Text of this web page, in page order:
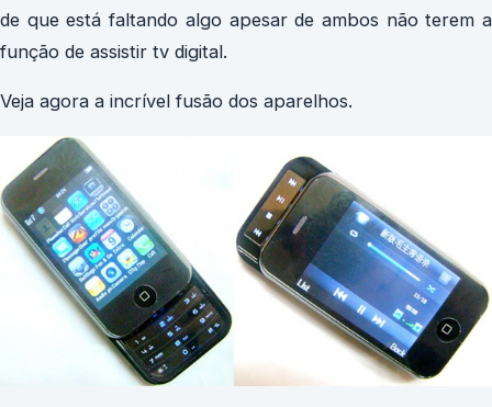
de que está faltando algo apesar de ambos não terem a
função de assistir tv digital.
Veja agora a incrível fusão dos aparelhos.